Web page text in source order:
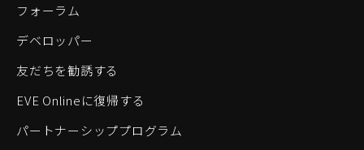
フォーラム
デベロッパー
友だちを勧誘する
EVE Onlineに復帰する
パートナーシッププログラム